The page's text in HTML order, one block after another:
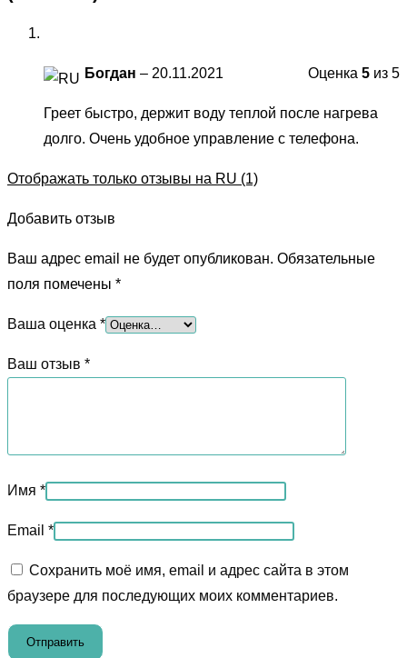
Оценка 5 из 5
Богдан – 20.11.2021
Греет быстро, держит воду теплой после нагрева
долго. Очень удобное управление с телефона.
Отображать только отзывы на RU (1)
Добавить отзыв
Ваш адрес email не будет опубликован. Обязательные
поля помечены *
Ваша оценка *
Ваш отзыв *
Имя *
Email *
Сохранить моё имя, email и адрес сайта в этом
браузере для последующих моих комментариев.